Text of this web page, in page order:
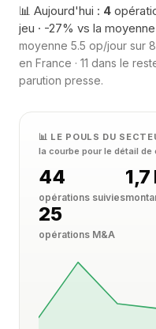
📊 Aujourd'hui : 4
jeu · -27% vs la
moyenne 5.5 op/jour sur
en France · 11 dans le
parution presse.
📊 LE POULS DU
la courbe pour le détail de
44
opérations suivies
25
opérations M&A